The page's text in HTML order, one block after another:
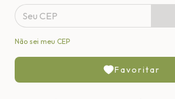
Não sei meu CEP
Favoritar